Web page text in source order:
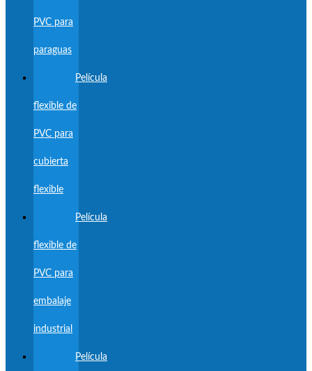
PVC para
paraguas
Película
flexible de
PVC para
cubierta
flexible
Película
flexible de
PVC para
embalaje
industrial
Película